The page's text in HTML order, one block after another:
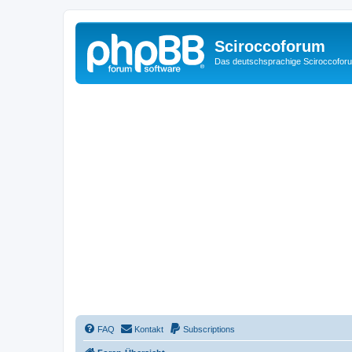
Sciroccoforum
Das deutschsprachige
FAQ Kontakt Subscriptions